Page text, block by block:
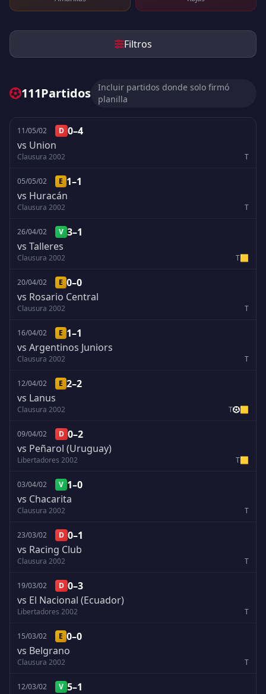
Filtros
111Partidos
Incluir partidos donde solo firmó
planilla
11/05/02 D 0–4
vs Union
Clausura 2002 T
05/05/02 E 1–1
vs Huracán
Clausura 2002 T
26/04/02 V 3–1
vs Talleres
Clausura 2002 T🟨
20/04/02 E 0–0
vs Rosario Central
Clausura 2002 T
16/04/02 E 1–1
vs Argentinos Juniors
Clausura 2002 T
12/04/02 E 2–2
vs Lanus
Clausura 2002 T 🟨
09/04/02 D 0–2
vs Peñarol (Uruguay)
Libertadores 2002 T🟨
03/04/02 V 1–0
vs Chacarita
Clausura 2002 T
23/03/02 D 0–1
vs Racing Club
Clausura 2002 T
19/03/02 D 0–3
vs El Nacional (Ecuador)
Libertadores 2002 T
15/03/02 E 0–0
vs Belgrano
Clausura 2002 T
12/03/02 V 5–1